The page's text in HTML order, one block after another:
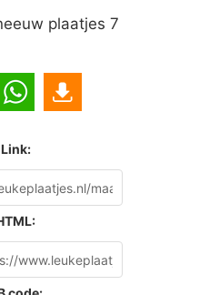
plaatjes 7
Link: